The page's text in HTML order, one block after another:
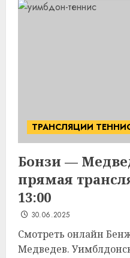
ТРАНСЛЯЦИИ
Бонзи —
прямая
13:00
30.06.2025
Смотреть онлайн
Медведев.